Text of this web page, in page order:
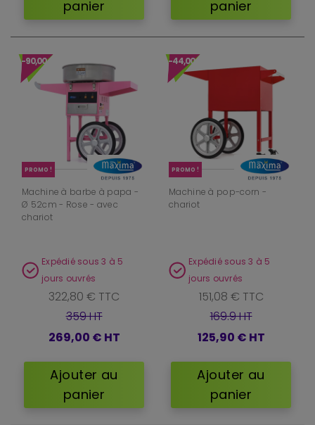
panier panier
-90,00 €
PROMO !
Machine à barbe à papa -
Ø 52cm - Rose - avec
chariot
Expédié sous 3 à 5
jours ouvrés
322,80 € TTC
359 HT
269,00 € HT
Ajouter au
panier
-44,00 €
PROMO !
Machine à pop-corn -
chariot
Expédié sous 3 à 5
jours ouvrés
151,08 € TTC
169.9 HT
125,90 € HT
Ajouter au
panier